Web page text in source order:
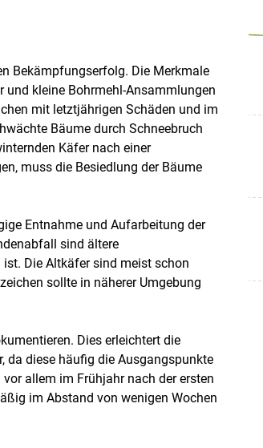
Bekämpfungserfolg. Die Merkmale
und kleine Bohrmehl-Ansammlungen
mit letztjährigen Schäden und im
Bäume durch Schneebruch
Käfer nach einer
muss die Besiedlung der Bäume
Entnahme und Aufarbeitung der
sind ältere
Die Altkäfer sind meist schon
sollte in näherer Umgebung
Dies erleichtert die
da diese häufig die Ausgangspunkte
allem im Frühjahr nach der ersten
im Abstand von wenigen Wochen